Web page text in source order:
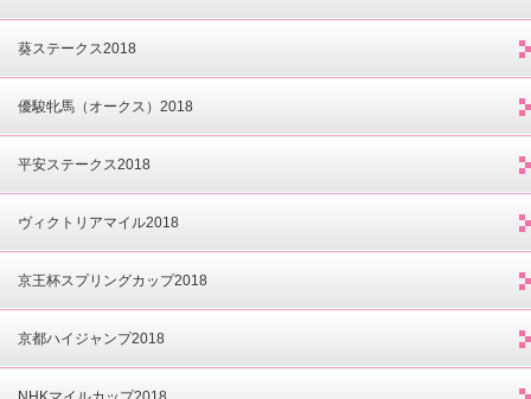
葵ステークス2018
優駿牝馬（オークス）2018
平安ステークス2018
ヴィクトリアマイル2018
京王杯スプリングカップ2018
京都ハイジャンプ2018